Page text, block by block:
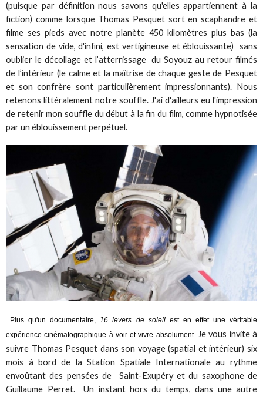
(puisque par définition nous savons qu'elles appartiennent à la
fiction) comme lorsque Thomas Pesquet sort en scaphandre et
filme ses pieds avec notre planète 450 kilomètres plus bas (la
sensation de vide, d'infini, est vertigineuse et éblouissante) sans
oublier le décollage et l’atterrissage du Soyouz au retour filmés
de l’intérieur (le calme et la maîtrise de chaque geste de Pesquet
et son confrère sont particulièrement impressionnants). Nous
retenons littéralement notre souffle. J'ai d'ailleurs eu l'impression
de retenir mon souffle du début à la fin du film, comme hypnotisée
par un éblouissement perpétuel.
Plus qu'un documentaire, 16 levers de soleilest en effet une véritable
expérience cinématographique à voir et vivre absolument. Je vous invite à
suivre Thomas Pesquet dans son voyage (spatial et intérieur) six
mois à bord de la Station Spatiale Internationale au rythme
envoûtant des pensées de Saint-Exupéry et du saxophone de
Guillaume Perret. Un instant hors du temps, dans une autre